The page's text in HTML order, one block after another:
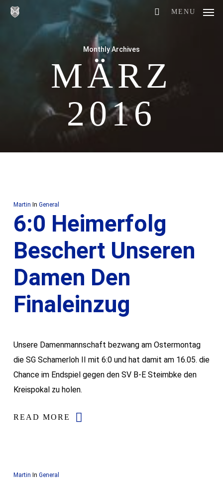
Skip
MENU
Monthly Archives
MÄRZ
2016
Martin In General
6:0 Heimerfolg
Beschert Unseren
Damen Den
Finaleinzug
Unsere Damenmannschaft bezwang am Ostermontag
die SG Schamerloh II mit 6:0 und hat damit am 16.05. die
Chance im Endspiel gegen den SV B-E Steimbke den
Kreispokal zu holen.
READ MORE
Martin In General